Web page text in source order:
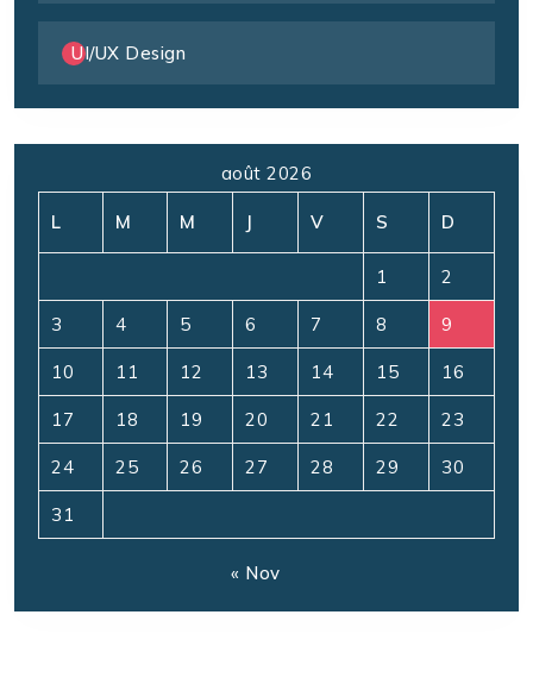
UI/UX Design
août 2026
L M M J V S D
1 2
3 4 5 6 7 8 9
10 11 12 13 14 15 16
17 18 19 20 21 22 23
24 25 26 27 28 29 30
31
« Nov